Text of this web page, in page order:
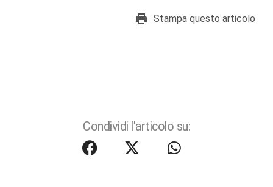
Stampa questo articolo
Condividi l'articolo su: